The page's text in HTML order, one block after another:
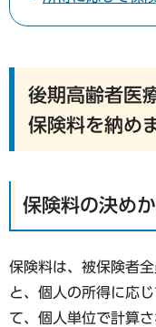
後期高齢者医
保険料を納め
保険料の決め
保険料は、被保険者
と、個人の所得に応
て、個人単位で計算さ